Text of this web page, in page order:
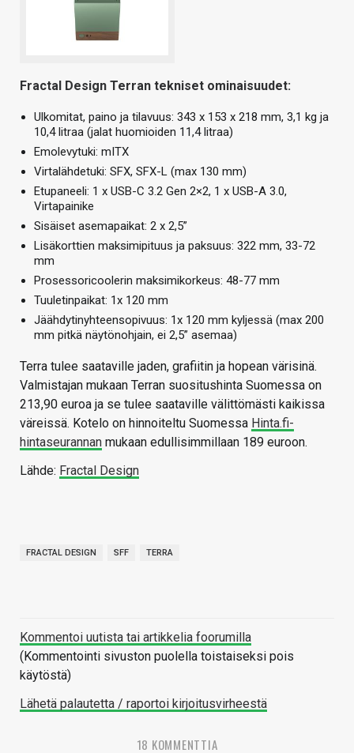
Fractal Design Terran tekniset ominaisuudet:
Ulkomitat, paino ja tilavuus: 343 x 153 x 218 mm, 3,1 kg ja
10,4 litraa (jalat huomioiden 11,4 litraa)
Emolevytuki: mITX
Virtalähdetuki: SFX, SFX-L (max 130 mm)
Etupaneeli: 1 x USB-C 3.2 Gen 2×2, 1 x USB-A 3.0,
Virtapainike
Sisäiset asemapaikat: 2 x 2,5”
Lisäkorttien maksimipituus ja paksuus: 322 mm, 33-72
mm
Prosessoricoolerin maksimikorkeus: 48-77 mm
Tuuletinpaikat: 1x 120 mm
Jäähdytinyhteensopivuus: 1x 120 mm kyljessä (max 200
mm pitkä näytönohjain, ei 2,5” asemaa)
Terra tulee saataville jaden, grafiitin ja hopean värisinä.
Valmistajan mukaan Terran suositushinta Suomessa on
213,90 euroa ja se tulee saataville välittömästi kaikissa
väreissä. Kotelo on hinnoiteltu Suomessa Hinta.fi-
hintaseurannan mukaan edullisimmillaan 189 euroon.
Lähde: Fractal Design
FRACTAL DESIGN SFF TERRA
Kommentoi uutista tai artikkelia foorumilla
(Kommentointi sivuston puolella toistaiseksi pois
käytöstä)
Lähetä palautetta / raportoi kirjoitusvirheestä
18 KOMMENTTIA